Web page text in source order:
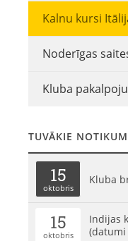
Kalnu kursi
Noderīgas
Kluba
TUVĀKIE
15
oktobris
Kluba
15
oktobris
Indijas